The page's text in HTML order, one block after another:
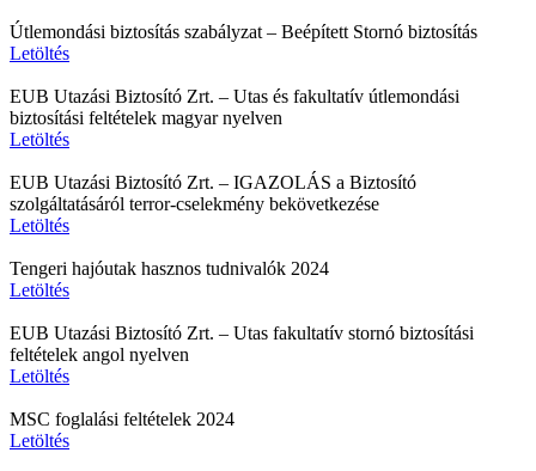
Útlemondási biztosítás szabályzat – Beépített Stornó biztosítás
Letöltés
EUB Utazási Biztosító Zrt. – Utas és fakultatív útlemondási
biztosítási feltételek magyar nyelven
Letöltés
EUB Utazási Biztosító Zrt. – IGAZOLÁS a Biztosító
szolgáltatásáról terror-cselekmény bekövetkezése
Letöltés
Tengeri hajóutak hasznos tudnivalók 2024
Letöltés
EUB Utazási Biztosító Zrt. – Utas fakultatív stornó biztosítási
feltételek angol nyelven
Letöltés
MSC foglalási feltételek 2024
Letöltés